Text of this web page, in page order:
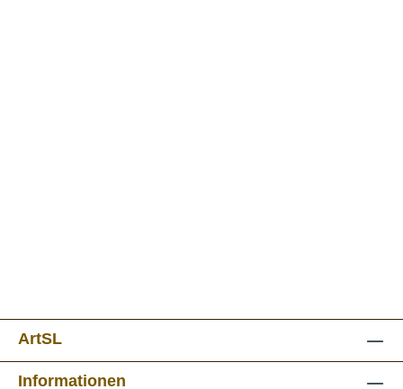
ArtSL
Informationen